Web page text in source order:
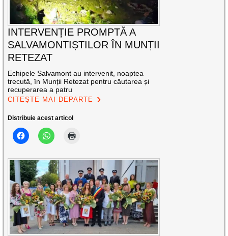
INTERVENȚIE PROMPTĂ A
SALVAMONTIȘTILOR ÎN MUNȚII
RETEZAT
Echipele Salvamont au intervenit, noaptea
trecută, în Munții Retezat pentru căutarea și
recuperarea a patru
CITEȘTE MAI DEPARTE
Distribuie acest articol